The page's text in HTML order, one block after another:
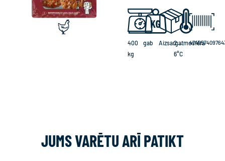
400
kg
gab Aizsargatmosfēra
2…
6°C
JUMS VARĒTU ARĪ PATIKT